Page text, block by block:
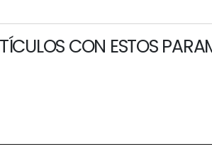
CON ESTOS